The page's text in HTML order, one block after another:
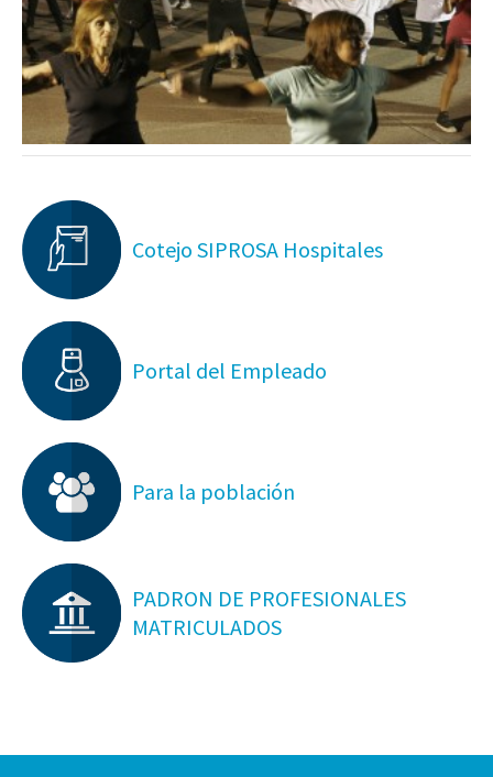
Cotejo SIPROSA Hospitales
Portal del Empleado
Para la población
PADRON DE PROFESIONALES
MATRICULADOS